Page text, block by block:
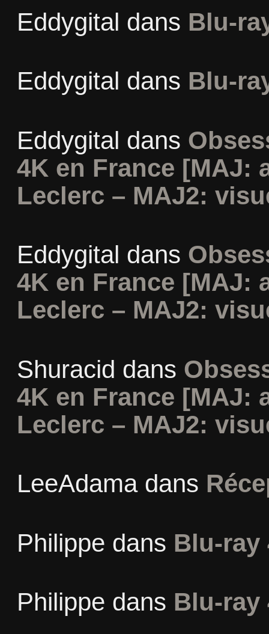
Eddygital dans Blu-
Eddygital dans Blu-
Eddygital dans
4K en France [MAJ:
Leclerc – MAJ2:
Eddygital dans
4K en France [MAJ:
Leclerc – MAJ2:
Shuracid dans
4K en France [MAJ:
Leclerc – MAJ2:
LeeAdamadans
Philippe dans Blu-ray
Philippe dans Blu-ray